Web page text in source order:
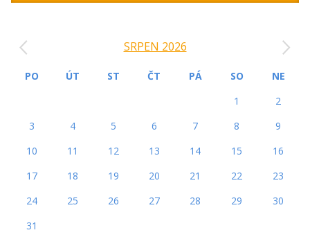
SRPEN 2026
PO ÚT ST ČT PÁ SO
NE
1
2
3
4 5 6 7 8
9
10
11 12 13 14 15
16
17
18 19 20 21 22
23
24
25 26 27 28 29
30
31